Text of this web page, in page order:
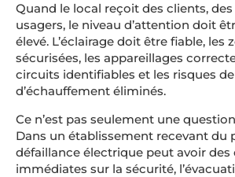
Quand le local reçoit des clients,
usagers, le niveau d’attention doit
élevé. L’éclairage doit être fiable, les
sécurisées, les appareillages
circuits identifiables et les risques
d’échauffement éliminés.
Ce n’est pas seulement une
Dans un établissement recevant du
défaillance électrique peut avoir des
immédiates sur la sécurité,